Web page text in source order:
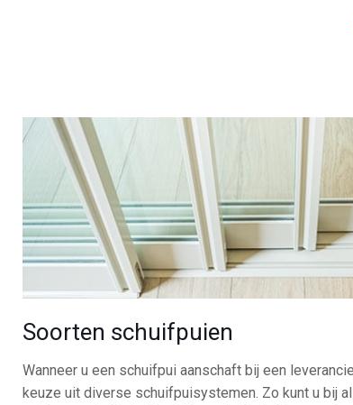
Soorten schuifpuien
Wanneer u een schuifpui aanschaft bij een
keuze uit diverse schuifpuisystemen. Zo kunt u bij